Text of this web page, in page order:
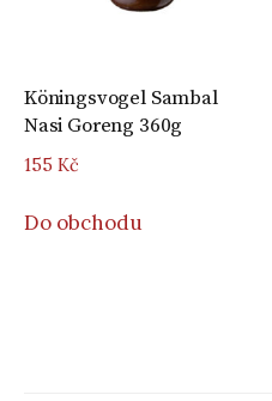
Köningsvogel Sambal
Nasi Goreng 360g
155 Kč
Do obchodu